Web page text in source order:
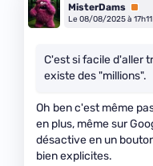
MisterDams
Le 08/08/2025 à 17h11
C'est si facile d'aller
existe des "millions".
Oh ben c'est même
en plus, même sur
désactive en un
bien explicites.